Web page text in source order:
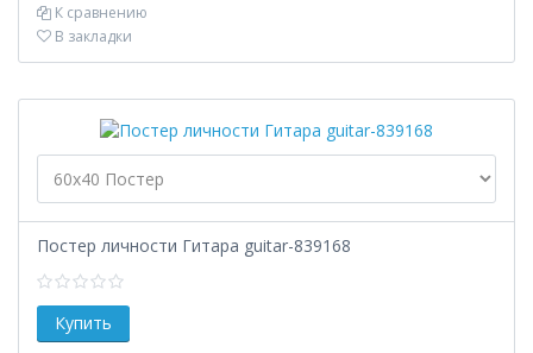
К сравнению
В закладки
Постер личности Гитара guitar-839168